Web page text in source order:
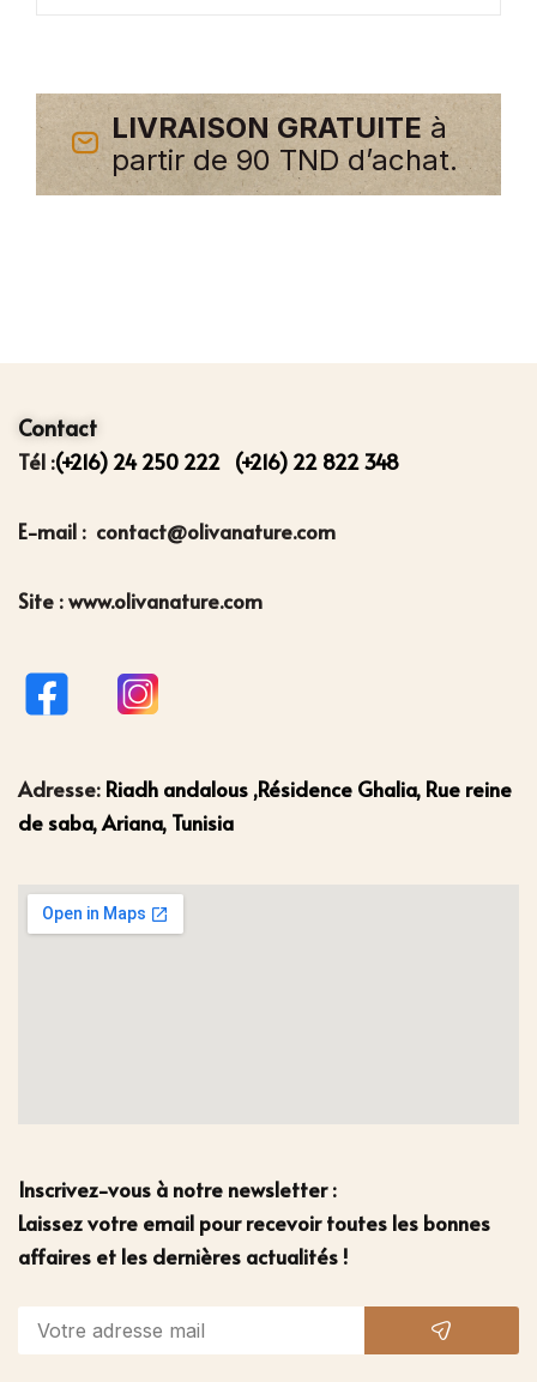
LIVRAISON GRATUITE à
partir de 90 TND d’achat.
Contact
Tél :(+216) 24 250 222 (+216) 22 822 348
E-mail : contact@olivanature.com
Site : www.olivanature.com
Adresse: Riadh andalous ,Résidence Ghalia, Rue reine
de saba, Ariana, Tunisia
Inscrivez-vous à notre newsletter :
Laissez votre email pour recevoir toutes les bonnes
affaires et les dernières actualités !